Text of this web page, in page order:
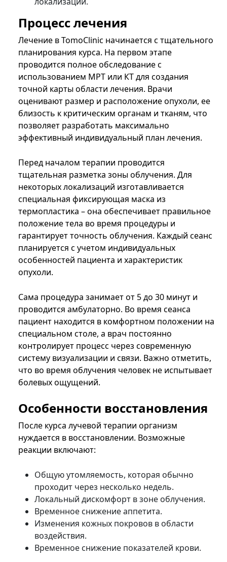
Процесс лечения
Лечение в TomoClinic начинается с тщательного
планирования курса. На первом этапе
проводится полное обследование с
использованием МРТ или КТ для создания
точной карты области лечения. Врачи
оценивают размер и расположение опухоли, ее
близость к критическим органам и тканям, что
позволяет разработать максимально
эффективный индивидуальный план лечения.
Перед началом терапии проводится
тщательная разметка зоны облучения. Для
некоторых локализаций изготавливается
специальная фиксирующая маска из
термопластика – она обеспечивает правильное
положение тела во время процедуры и
гарантирует точность облучения. Каждый сеанс
планируется с учетом индивидуальных
особенностей пациента и характеристик
опухоли.
Сама процедура занимает от 5 до 30 минут и
проводится амбулаторно. Во время сеанса
пациент находится в комфортном положении на
специальном столе, а врач постоянно
контролирует процесс через современную
систему визуализации и связи. Важно отметить,
что во время облучения человек не испытывает
болевых ощущений.
Особенности восстановления
После курса лучевой терапии организм
нуждается в восстановлении. Возможные
реакции включают:
Общую утомляемость, которая обычно
проходит через несколько недель.
Локальный дискомфорт в зоне облучения.
Временное снижение аппетита.
Изменения кожных покровов в области
воздействия.
Временное снижение показателей крови.